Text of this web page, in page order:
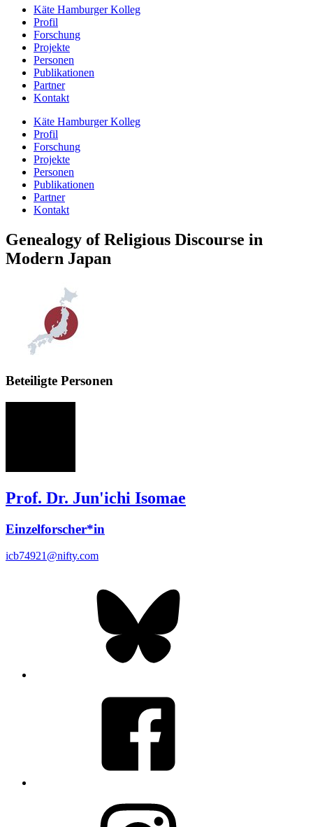
Käte Hamburger Kolleg
Profil
Forschung
Projekte
Personen
Publikationen
Partner
Kontakt
Käte Hamburger Kolleg
Profil
Forschung
Projekte
Personen
Publikationen
Partner
Kontakt
Genealogy of Religious Discourse in
Modern Japan
Beteiligte Personen
Prof. Dr. Jun'ichi Isomae
Einzelforscher*in
icb74921@nifty.com